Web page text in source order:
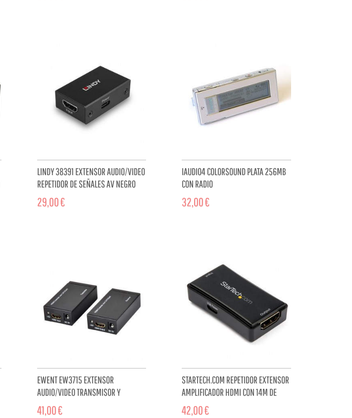
LINDY 38391 EXTENSOR AUDIO/VIDEO
REPETIDOR DE SEÑALES AV NEGRO
29,00 €
IAUDIO4 COLORSOUND PLATA 256MB
CON RADIO
32,00 €
EWENT EW3715 EXTENSOR
AUDIO/VIDEO TRANSMISOR Y
RECEPTOR DE SEÑALES AV NEGRO
41,00 €
STARTECH.COM REPETIDOR EXTENSOR
AMPLIFICADOR HDMI CON 14M DE
ALCANCE - 4K DE 60HZ...
42,00 €